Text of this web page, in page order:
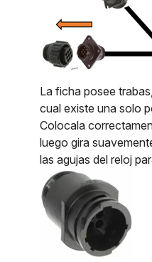
La ficha posee
cual existe una solo
Colocala
luego gira
las agujas del reloj